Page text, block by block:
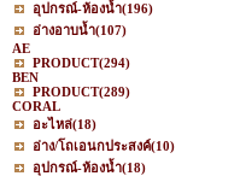
อุปกรณ์-ห้องน้ำ(196)
อ่างอาบน้ำ(107)
AE
PRODUCT(294)
BEN
PRODUCT(289)
CORAL
อะไหล่(18)
อ่าง/โถเอนกประสงค์(10)
อุปกรณ์-ห้องน้ำ(18)